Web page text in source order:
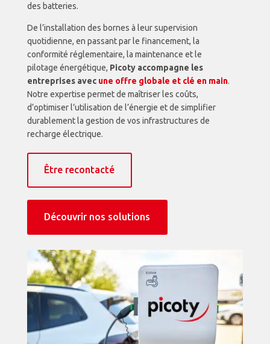
des batteries.
De l’installation des bornes à leur supervision
quotidienne, en passant par le financement, la
conformité réglementaire, la maintenance et le
pilotage énergétique, Picoty accompagne les
entreprises avec une offre globale et clé en main.
Notre expertise permet de maîtriser les coûts,
d’optimiser l’utilisation de l’énergie et de simplifier
durablement la gestion de vos infrastructures de
recharge électrique.
Être recontacté
Découvrir nos solutions